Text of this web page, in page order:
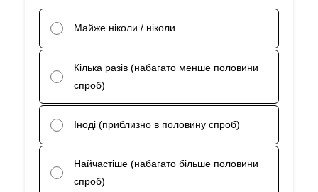
Майже ніколи / ніколи
Кілька разів (набагато менше половини
спроб)
Іноді (приблизно в половину спроб)
Найчастіше (набагато більше половини
спроб)